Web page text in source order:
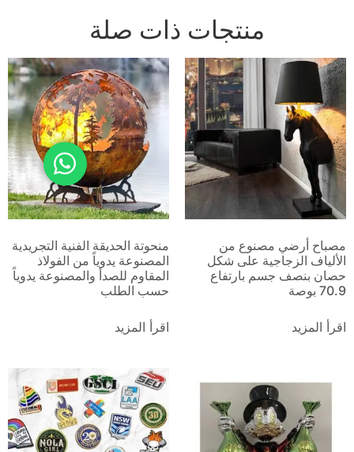
منتجات ذات صلة
مصباح أرضي مصنوع من
الألياف الزجاجية على شكل
حصان بنصف جسم بارتفاع
70.9 بوصة
اقرأ المزيد
منحوتة الحديقة الفنية التجريدية
المصنوعة يدوياً من الفولاذ
المقاوم للصدأ والمصنوعة يدوياً
حسب الطلب
اقرأ المزيد